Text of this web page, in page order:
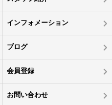
インフォメーション
ブログ
会員登録
お問い合わせ